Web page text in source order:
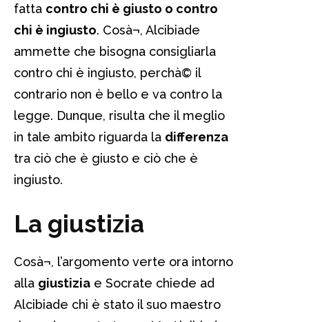
fatta contro chi è giusto o contro
chi è ingiusto. Cosà¬, Alcibiade
ammette che bisogna consigliarla
contro chi è ingiusto, perchà© il
contrario non è bello e va contro la
legge. Dunque, risulta che il meglio
in tale ambito riguarda la differenza
tra ciò che è giusto e ciò che è
ingiusto.
La giustizia
Cosà¬, l’argomento verte ora intorno
alla giustizia e Socrate chiede ad
Alcibiade chi è stato il suo maestro